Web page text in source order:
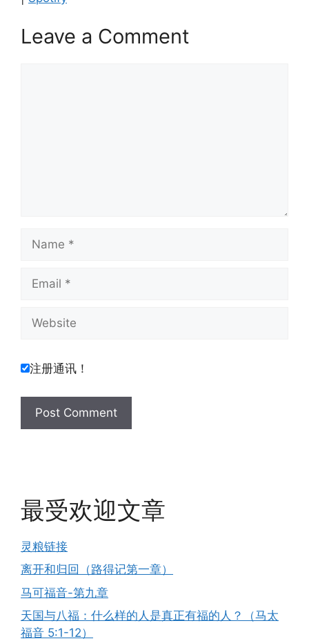
EMBED
Leave a Comment
注册通讯！
最受欢迎文章
灵粮链接
离开和归回（路得记第一章）
马可福音-第九章
天国与八福：什么样的人是真正有福的人？（马太
福音 5:1-12）